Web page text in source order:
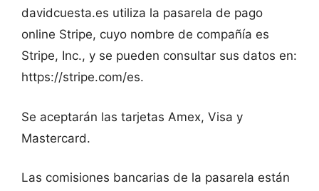
davidcuesta.es utiliza la pasarela de pago
online Stripe, cuyo nombre de compañía es
Stripe, Inc., y se pueden consultar sus datos en:
https://stripe.com/es.
Se aceptarán las tarjetas Amex, Visa y
Mastercard.
Las comisiones bancarias de la pasarela están